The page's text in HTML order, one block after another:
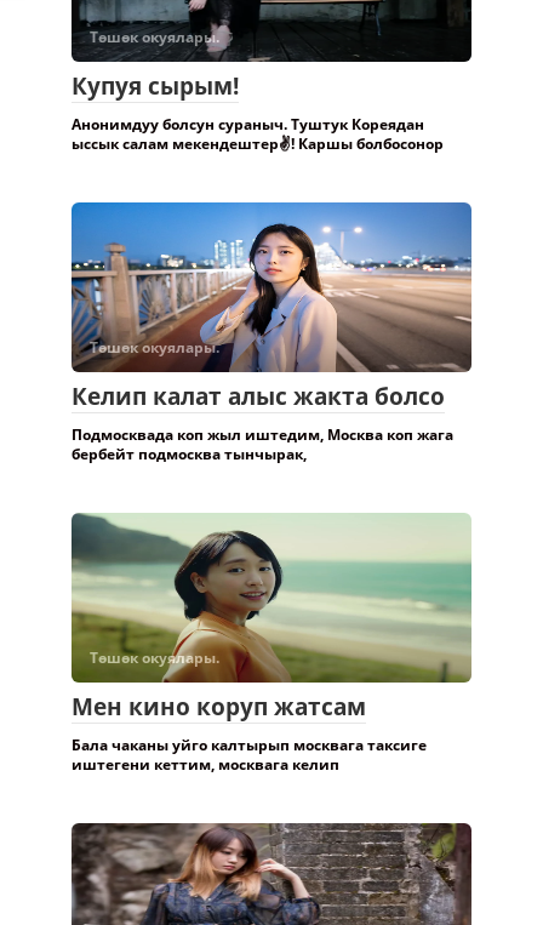
Төшөк окуялары.
Купуя сырым!
Анонимдуу болсун сураныч. Туштук Кореядан
ыссык салам мекендештер✌️! Каршы болбосонор
Төшөк окуялары.
Келип калат алыс жакта болсо
Подмосквада коп жыл иштедим, Москва коп жага
бербейт подмосква тынчырак,
Төшөк окуялары.
Мен кино коруп жатсам
Бала чаканы уйго калтырып москвага таксиге
иштегени кеттим, москвага келип